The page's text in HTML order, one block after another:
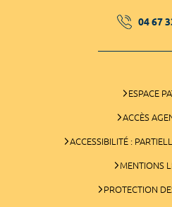
04 67
ESPACE
ACCÈS
ACCESSIBILITÉ :
MENTIONS
PROTECTION